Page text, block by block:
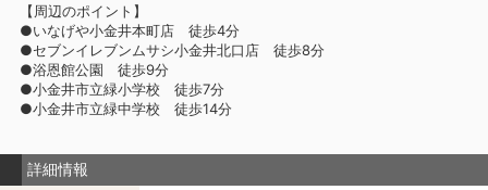
【周辺のポイント】
●いなげや小金井本町店 徒歩4分
●セブンイレブンムサシ小金井北口店 徒歩8分
●浴恩館公園 徒歩9分
●小金井市立緑小学校 徒歩7分
●小金井市立緑中学校 徒歩14分
詳細情報